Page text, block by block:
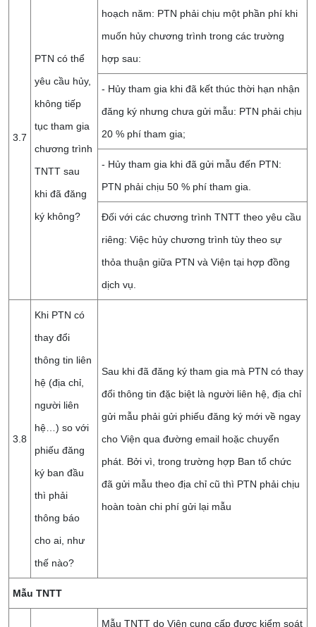
3.7
PTN có thể
yêu cầu hủy,
không tiếp
tục tham gia
chương trình
TNTT sau
khi đã đăng
ký không?
hoạch năm: PTN phải chịu một phần phí khi
muốn hủy chương trình trong các trường
hợp sau:
- Hủy tham gia khi đã kết thúc thời hạn nhận
đăng ký nhưng chưa gửi mẫu: PTN phải chịu
20 % phí tham gia;
- Hủy tham gia khi đã gửi mẫu đến PTN:
PTN phải chịu 50 % phí tham gia.
Đối với các chương trình TNTT theo yêu cầu
riêng: Việc hủy chương trình tùy theo sự
thỏa thuận giữa PTN và Viện tại hợp đồng
dịch vụ.
3.8
Khi PTN có
thay đổi
thông tin liên
hệ (địa chỉ,
người liên
hệ…) so với
phiếu đăng
ký ban đầu
thì phải
thông báo
cho ai, như
thế nào?
Sau khi đã đăng ký tham gia mà PTN có thay
đổi thông tin đặc biệt là người liên hệ, địa chỉ
gửi mẫu phải gửi phiếu đăng ký mới về ngay
cho Viện qua đường email hoặc chuyển
phát. Bởi vì, trong trường hợp Ban tổ chức
đã gửi mẫu theo địa chỉ cũ thì PTN phải chịu
hoàn toàn chi phí gửi lại mẫu
Mẫu TNTT
Mẫu TNTT do Viện cung cấp được kiểm soát